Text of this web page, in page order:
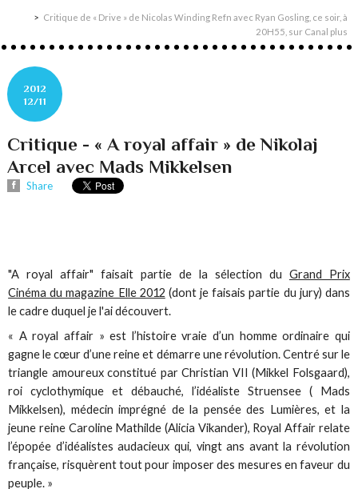
Critique de « Drive » de Nicolas Winding Refn avec Ryan Gosling, ce soir, à
20H55, sur Canal plus
2012
12/11
Critique - « A royal affair » de Nikolaj
Arcel avec Mads Mikkelsen
Share
"A royal affair" faisait partie de la sélection du Grand Prix
Cinéma du magazine Elle 2012 (dont je faisais partie du jury) dans
le cadre duquel je l'ai découvert.
« A royal affair » est l’histoire vraie d’un homme ordinaire qui
gagne le cœur d’une reine et démarre une révolution. Centré sur le
triangle amoureux constitué par Christian VII (Mikkel Folsgaard),
roi cyclothymique et débauché, l’idéaliste Struensee ( Mads
Mikkelsen), médecin imprégné de la pensée des Lumières, et la
jeune reine Caroline Mathilde (Alicia Vikander), Royal Affair relate
l’épopée d’idéalistes audacieux qui, vingt ans avant la révolution
française, risquèrent tout pour imposer des mesures en faveur du
peuple. »